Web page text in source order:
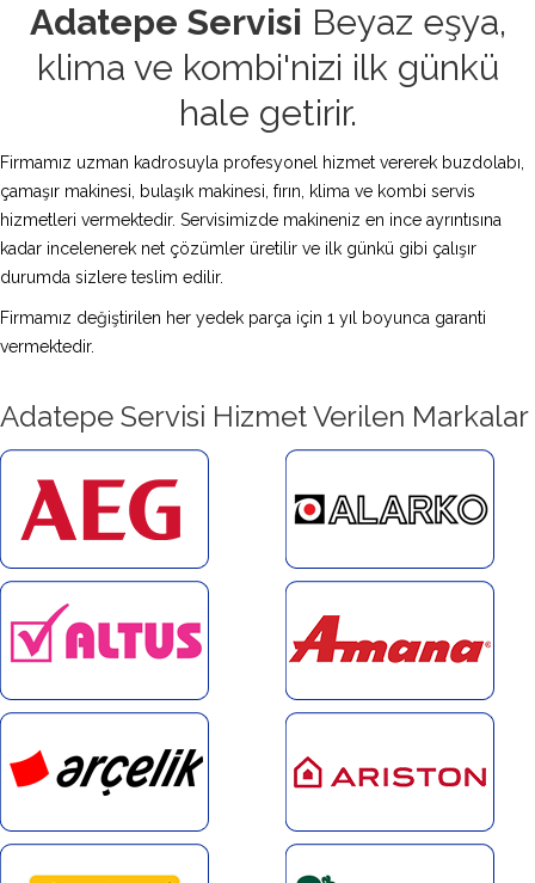
Adatepe Servisi Beyaz eşya,
klima ve kombi'nizi ilk günkü
hale getirir.
Firmamız uzman kadrosuyla profesyonel hizmet vererek buzdolabı,
çamaşır makinesi, bulaşık makinesi, fırın, klima ve kombi servis
hizmetleri vermektedir. Servisimizde makineniz en ince ayrıntısına
kadar incelenerek net çözümler üretilir ve ilk günkü gibi çalışır
durumda sizlere teslim edilir.
Firmamız değiştirilen her yedek parça için 1 yıl boyunca garanti
vermektedir.
Adatepe Servisi Hizmet Verilen Markalar